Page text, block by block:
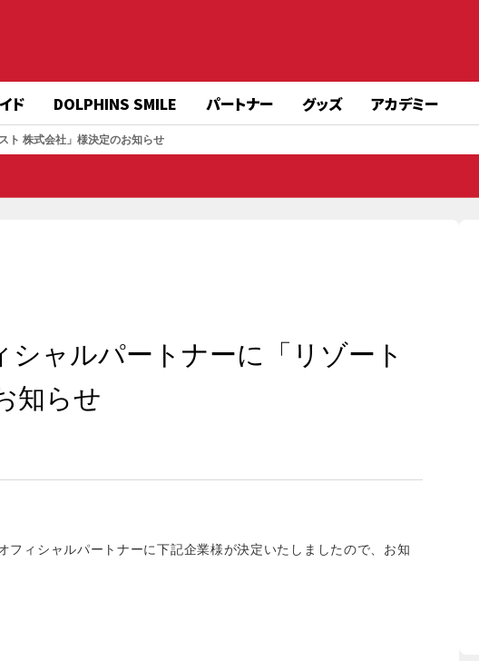
ド DOLPHINS SMILE パートナー グッズ アカデミー
ト 株式会社」様決定のお知らせ
ャルパートナーに「リゾート
知らせ
ィシャルパートナーに下記企業様が決定いたしましたので、お知